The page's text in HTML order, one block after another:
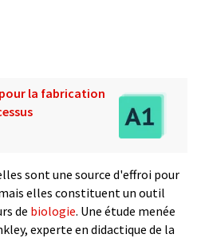
la fabrication
sont une source d'effroi pour
elles constituent un outil
de biologie. Une étude menée
experte en didactique de la